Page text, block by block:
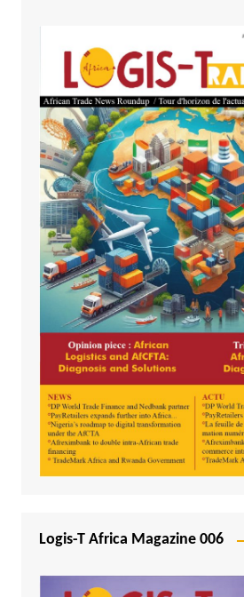
Logis-T Africa Magazine 006